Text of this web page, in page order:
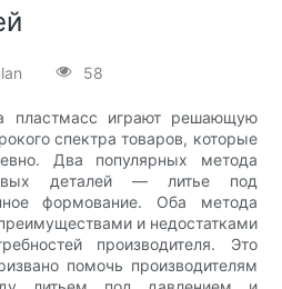
58
пластмасс играют решающую
спектра товаров, которые
Два популярных метода
деталей — литье под
формование. Оба метода
и недостатками
производителя. Это
помочь производителям